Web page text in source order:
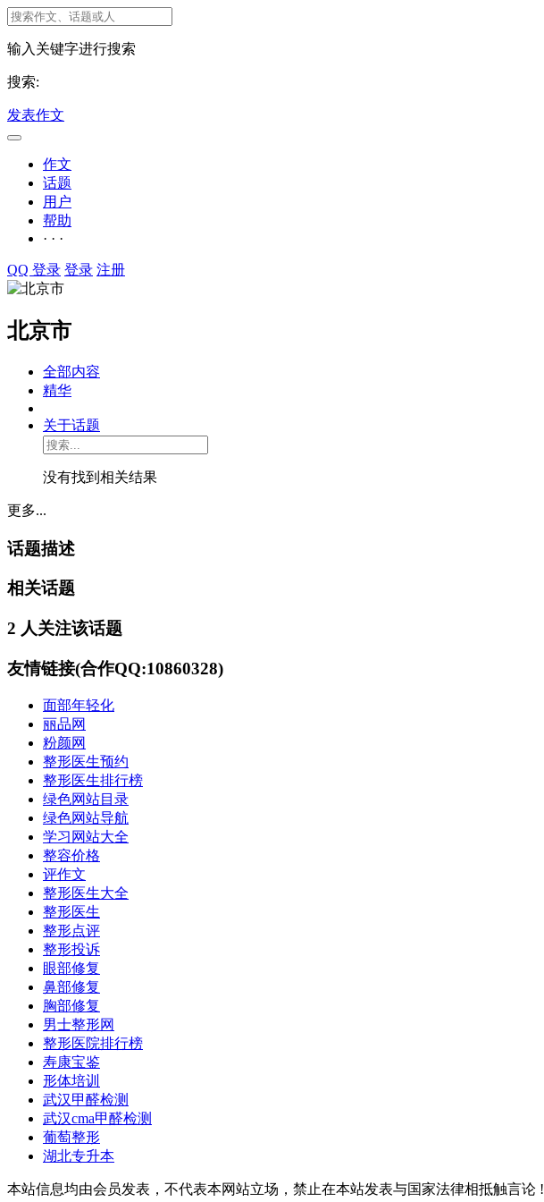
输入关键字进行搜索
搜索:
发表作文
作文
话题
用户
帮助
· · ·
QQ 登录 登录 注册
北京市
全部内容
精华
关于话题
没有找到相关结果
更多...
话题描述
相关话题
2 人关注该话题
友情链接(合作QQ:10860328)
面部年轻化
丽品网
粉颜网
整形医生预约
整形医生排行榜
绿色网站目录
绿色网站导航
学习网站大全
整容价格
评作文
整形医生大全
整形医生
整形点评
整形投诉
眼部修复
鼻部修复
胸部修复
男士整形网
整形医院排行榜
寿康宝鉴
形体培训
武汉甲醛检测
武汉cma甲醛检测
葡萄整形
湖北专升本
本站信息均由会员发表，不代表本网站立场，禁止在本站发表与国家法律相抵触言论 !